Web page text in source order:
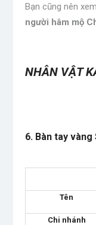
Bạn cũng nên
người hâm mộ
NHÂN VẬT
6. Bàn tay vàng
Tên
Chi nhánh